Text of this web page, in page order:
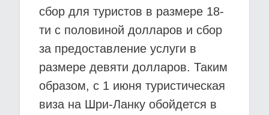
сбор для туристов в размере 18-
ти с половиной долларов и сбор
за предоставление услуги в
размере девяти долларов. Таким
образом, с 1 июня туристическая
виза на Шри-Ланку обойдется в